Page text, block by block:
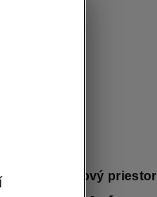
- Batožinový priestor